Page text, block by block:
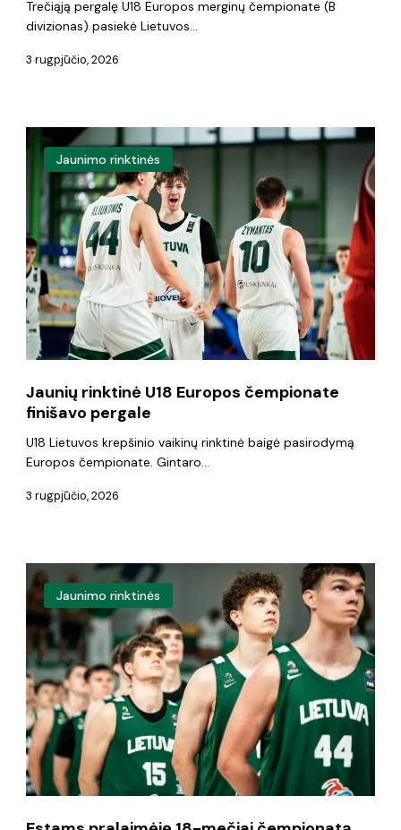
Trečiąją pergalę U18 Europos merginų čempionate (B
divizionas) pasiekė Lietuvos…
3 rugpjūčio, 2026
Jaunių
rinktinė
U18
Europos
čempionate
finišavo
pergale
Jaunimo rinktinės
Jaunių rinktinė U18 Europos čempionate
finišavo pergale
U18 Lietuvos krepšinio vaikinų rinktinė baigė pasirodymą
Europos čempionate. Gintaro…
3 rugpjūčio, 2026
Estams
pralaimėję
18-
mečiai
čempionatą
baigs
kova
dėl
Jaunimo rinktinės